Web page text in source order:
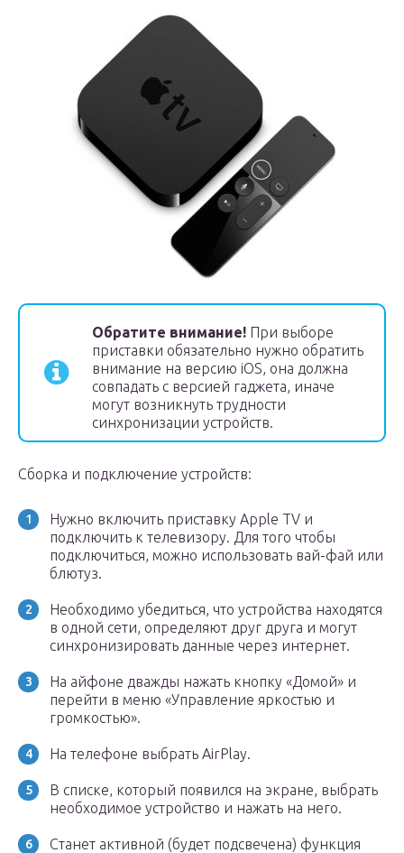
Обратите внимание! При выборе
приставки обязательно нужно обратить
внимание на версию iOS, она должна
совпадать с версией гаджета, иначе
могут возникнуть трудности
синхронизации устройств.
Сборка и подключение устройств:
Нужно включить приставку Apple TV и
подключить к телевизору. Для того чтобы
подключиться, можно использовать вай-фай или
блютуз.
Необходимо убедиться, что устройства находятся
в одной сети, определяют друг друга и могут
синхронизировать данные через интернет.
На айфоне дважды нажать кнопку «Домой» и
перейти в меню «Управление яркостью и
громкостью».
На телефоне выбрать AirPlay.
В списке, который появился на экране, выбрать
необходимое устройство и нажать на него.
Станет активной (будет подсвечена) функция